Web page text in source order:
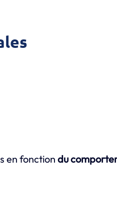
en fonction du